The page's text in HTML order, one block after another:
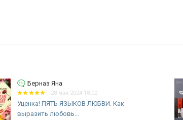
Грешник Спасенный
22 мая 2024 07:47
ЭТОМУ НЕТ МЕСТА. Джошуа
Харрис